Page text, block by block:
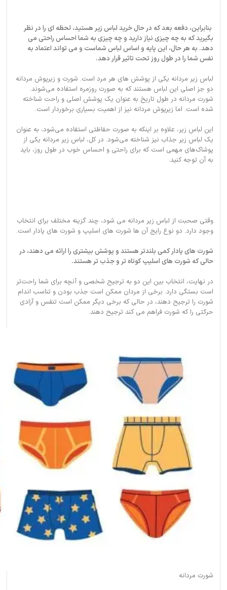
بنابراین، دفعه بعد که در حال خرید لباس زیر هستید، لحظه ای را در نظر
بگیرید که به چه چیزی نیاز دارید و چه چیزی به شما احساس راحتی می
دهد. به هر حال، این پایه و اساس لباس شماست و می تواند اعتماد به
نفس شما را در طول روز تحت تاثیر قرار دهد.
لباس زیر مردانه یکی از پوشش های هر مرد است. شورت و زیرپوش مردانه
دو جز اصلی این لباس هستند که به صورت روزمره استفاده می‌شوند.
شورت مردانه در طول تاریخ به عنوان یک پوشش اصلی و راحت شناخته
شده است. اما زیرپوش مردانه نیز از اهمیت بسیاری برخوردار است.
این لباس زیر، علاوه بر اینکه به صورت حفاظتی استفاده می‌شود، به عنوان
یک لباس زیر جذاب نیز شناخته می‌شود. در کل، لباس زیر مردانه یکی از
پوشاک‌های مهمی است که برای راحتی و احساس خوب در طول روز، باید
به آن توجه کنید.
وقتی صحبت از لباس زیر مردانه می شود، چند گزینه مختلف برای انتخاب
وجود دارد. دو نوع رایج آن ها شورت های اسلیپ و شورت های پادار است.
شورت های پادار کمی بلندتر هستند و پوشش بیشتری را ارائه می دهند، در
حالی که شورت های اسلیپ کوتاه تر و جذب تر هستند.
در نهایت، انتخاب بین این دو به ترجیح شخصی و آنچه برای شما راحت‌تر
است بستگی دارد. برخی از مردان ممکن است جذب بودن و تناسب اندام
شورت را ترجیح دهند، در حالی که برخی دیگر ممکن است تنفس و آزادی
حرکتی را که شورت فراهم می کند ترجیح دهند.
شورت مردانه